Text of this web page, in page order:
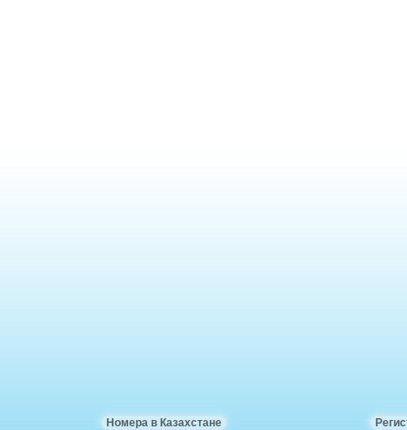
Номера в Казахстане